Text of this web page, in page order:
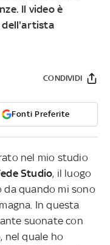
Il video è
dell'artista
Fonti Preferite
CONDIVIDI
nel mio studio
Studio, il luogo
quando mi sono
In questa
suonate con
nel quale ho